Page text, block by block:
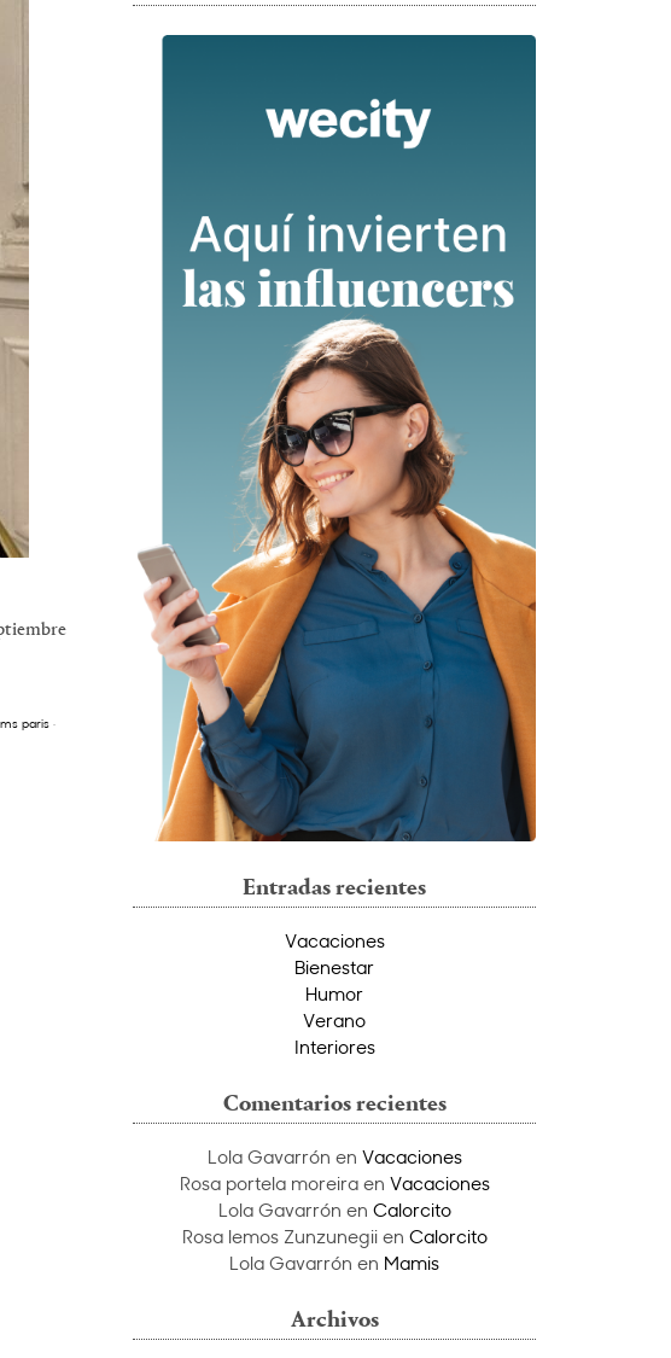
paris·
Entradas recientes
Vacaciones
Bienestar
Humor
Verano
Interiores
Comentarios recientes
Lola Gavarrón en Vacaciones
Rosa portela moreiraen Vacaciones
Lola Gavarrón en Calorcito
Rosa lemos Zunzunegiien Calorcito
Lola Gavarrón en Mamis
Archivos